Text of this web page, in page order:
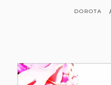
DOROTA